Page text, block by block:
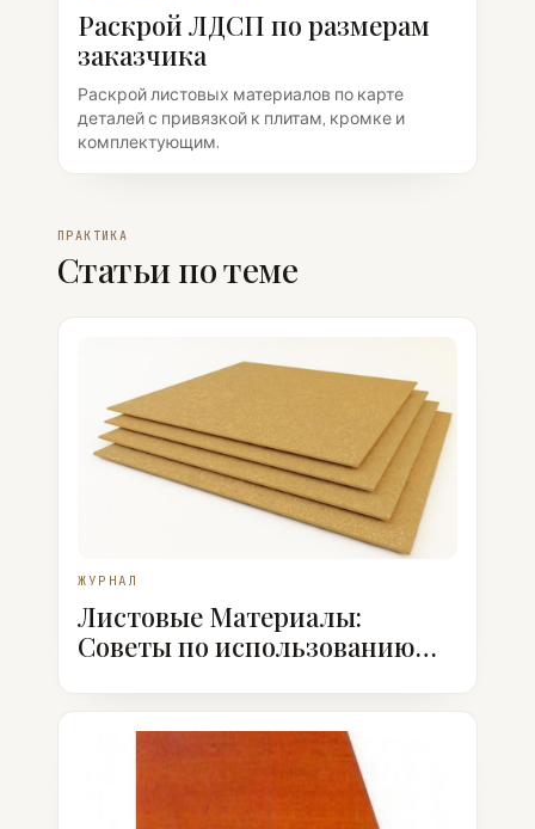
Раскрой ЛДСП по размерам
заказчика
Раскрой листовых материалов по карте
деталей с привязкой к плитам, кромке и
комплектующим.
ПРАКТИКА
Статьи по теме
ЖУРНАЛ
Листовые Материалы:
Советы по использованию